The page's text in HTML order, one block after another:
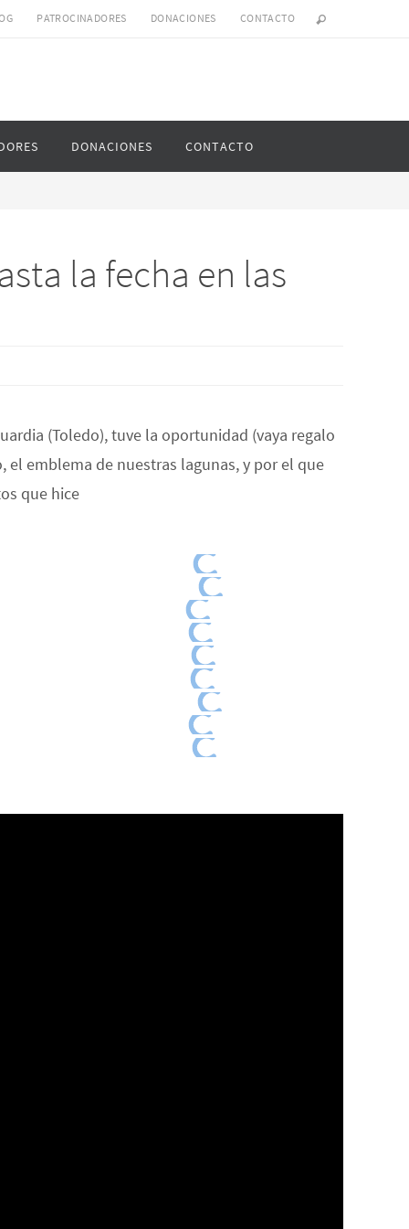
PATROCINADORES DONACIONES CONTACTO
DONACIONES CONTACTO
la fecha en las
(Toledo), tuve la oportunidad (vaya regalo
emblema de nuestras lagunas, y por el que
que hice